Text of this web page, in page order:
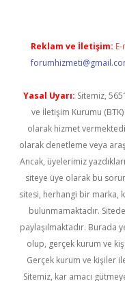
Reklam ve İletişim:
Yasal Uyarı: Sitemiz,
ve İletişim Kurumu
olarak hizmet
olarak denetleme veya
Ancak, üyelerimiz
siteye üye olarak bu
sitesi, herhangi bir marka,
bulunmamaktadır.
paylaşılmaktadır. Burada
olup, gerçek kurum ve
Gerçek kurum ve kişiler
Sitemiz, kar amacı